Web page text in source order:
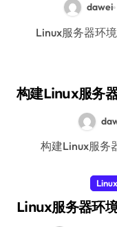
dawei
Linux服务器环
构建Linux服务
构建Linux服
Linux
Linux服务器环